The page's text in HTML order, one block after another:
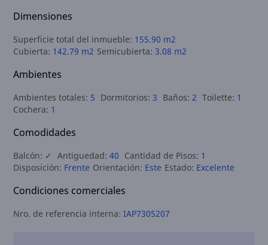
Dimensiones
Superficie total del inmueble: 155.90 m2
Cubierta: 142.79 m2 Semicubierta:3.08 m2
Ambientes
Ambientes totales: 5 Dormitorios:3 Baños:2 Toilette: 1
Cochera: 1
Comodidades
Balcón: ✓ Antiguedad:40 Cantidad de Pisos: 1
Disposición: Frente Orientación: Este Estado: Excelente
Condiciones comerciales
Nro. de referencia interna:IAP7305207